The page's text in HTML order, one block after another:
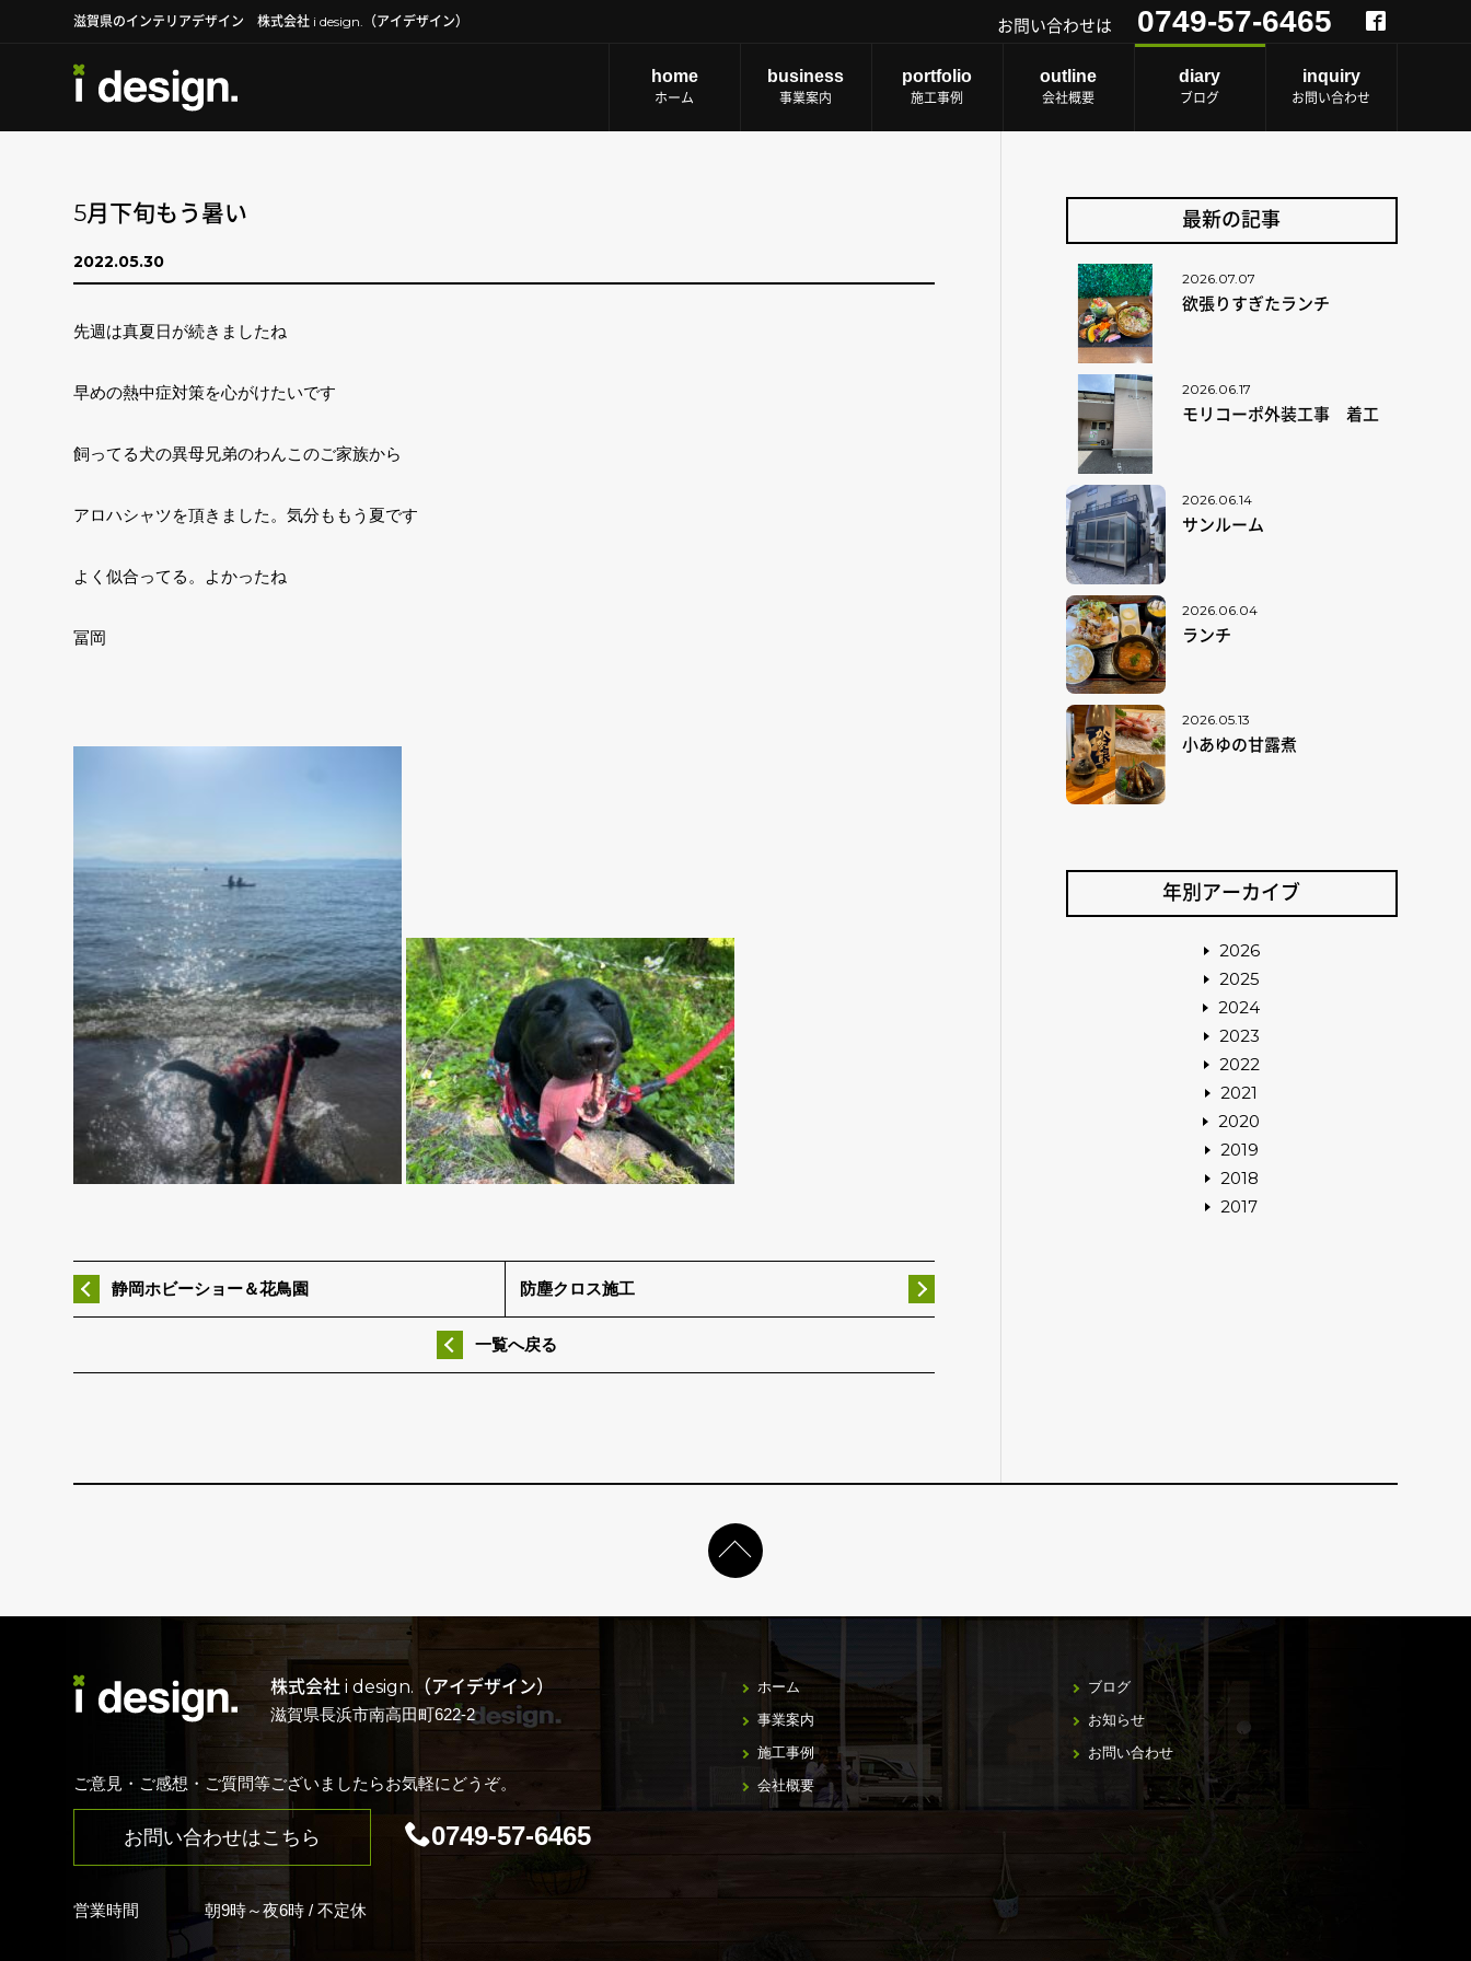
滋賀県のインテリアデザイン 株式会社 i design.（アイデザイン） お問い合わせは 0749-57-6465
home
ホーム
business
事業案内
portfolio
施工事例
outline
会社概要
diary
ブログ
inquiry
お問い合わせ
5月下旬もう暑い
2022.05.30
先週は真夏日が続きましたね
早めの熱中症対策を心がけたいです
飼ってる犬の異母兄弟のわんこのご家族から
アロハシャツを頂きました。気分ももう夏です
よく似合ってる。よかったね
冨岡
静岡ホビーショー＆花鳥園 防塵クロス施工
一覧へ戻る
最新の記事
2026.07.07
欲張りすぎたランチ
2026.06.17
モリコーポ外装工事 着工
2026.06.14
サンルーム
2026.06.04
ランチ
2026.05.13
小あゆの甘露煮
年別アーカイブ
2026
2025
2024
2023
2022
2021
2020
2019
2018
2017
株式会社 i design.（アイデザイン）
滋賀県長浜市南高田町622-2
ご意見・ご感想・ご質問等ございましたらお気軽にどうぞ。
お問い合わせはこちら 0749-57-6465
営業時間 朝9時～夜6時 / 不定休
ホーム
事業案内
施工事例
会社概要
ブログ
お知らせ
お問い合わせ